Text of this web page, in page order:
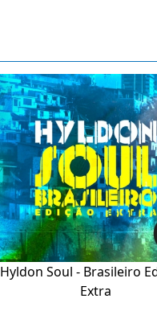
Hyldon Soul - Brasileiro
Extra